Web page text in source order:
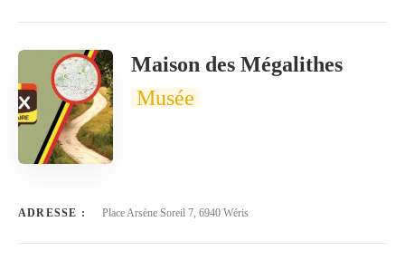
Maison des Mégalithes
Musée
ADRESSE : Place Arsène Soreil 7, 6940 Wéris